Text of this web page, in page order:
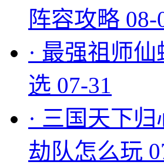
阵容攻略 08-
· 最强祖师
选 07-31
· 三国天下
劫队怎么玩